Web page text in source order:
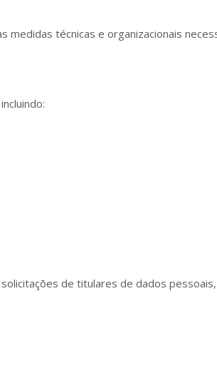
técnicas e organizacionais
de titulares de dados